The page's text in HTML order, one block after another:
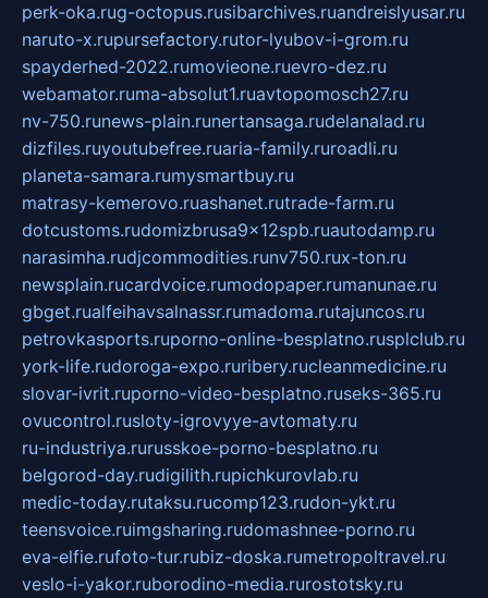
perk-oka.rug-octopus.rusibarchives.ruandreislyusar.ru
naruto-x.rupursefactory.rutor-lyubov-i-grom.ru
spayderhed-2022.rumovieone.ruevro-dez.ru
webamator.ruma-absolut1.ruavtopomosch27.ru
nv-750.runews-plain.runertansaga.rudelanalad.ru
dizfiles.ruyoutubefree.ruaria-family.ruroadli.ru
planeta-samara.rumysmartbuy.ru
matrasy-kemerovo.ruashanet.rutrade-farm.ru
dotcustoms.rudomizbrusa9x12spb.ruautodamp.ru
narasimha.rudjcommodities.runv750.rux-ton.ru
newsplain.rucardvoice.rumodopaper.rumanunae.ru
gbget.rualfeihavsalnassr.rumadoma.rutajuncos.ru
petrovkasports.ruporno-online-besplatno.rusplclub.ru
york-life.rudoroga-expo.ruribery.rucleanmedicine.ru
slovar-ivrit.ruporno-video-besplatno.ruseks-365.ru
ovucontrol.rusloty-igrovyye-avtomaty.ru
ru-industriya.rurusskoe-porno-besplatno.ru
belgorod-day.rudigilith.rupichkurovlab.ru
medic-today.rutaksu.rucomp123.rudon-ykt.ru
teensvoice.ruimgsharing.rudomashnee-porno.ru
eva-elfie.rufoto-tur.rubiz-doska.rumetropoltravel.ru
veslo-i-yakor.ruborodino-media.rurostotsky.ru